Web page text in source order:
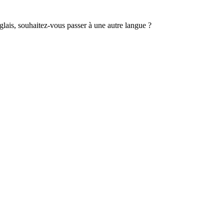
souhaitez-vous passer à une autre langue ?